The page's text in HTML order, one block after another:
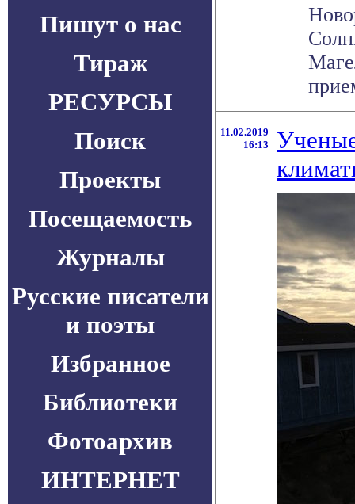
Пишут о нас
Тираж
РЕСУРСЫ
Поиск
Проекты
Посещаемость
Журналы
Русские писатели
и поэты
Избранное
Библиотеки
Фотоархив
ИНТЕРНЕТ
11.02.2019
16:13